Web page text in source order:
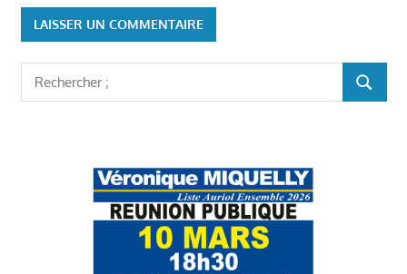
Rechercher
: